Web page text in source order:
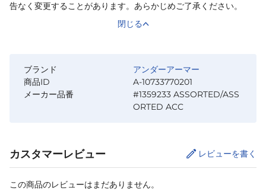
告なく変更することがあります。あらかじめご了承ください。
閉じる
ブランド
アンダーアーマー
商品ID
A-10733770201
メーカー品番
#1359233 ASSORTED/ASS
ORTED ACC
カスタマーレビュー レビューを書く
この商品のレビューはまだありません。